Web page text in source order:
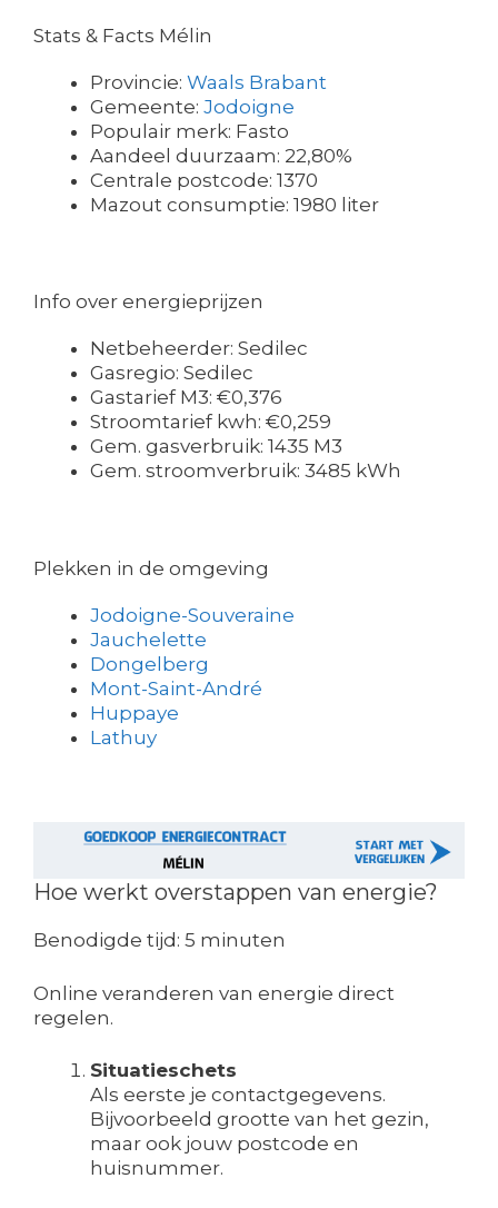
Stats & Facts Mélin
Provincie: Waals Brabant
Gemeente: Jodoigne
Populair merk: Fasto
Aandeel duurzaam: 22,80%
Centrale postcode: 1370
Mazout consumptie: 1980 liter
Info over energieprijzen
Netbeheerder: Sedilec
Gasregio: Sedilec
Gastarief M3: €0,376
Stroomtarief kwh: €0,259
Gem. gasverbruik: 1435 M3
Gem. stroomverbruik: 3485 kWh
Plekken in de omgeving
Jodoigne-Souveraine
Jauchelette
Dongelberg
Mont-Saint-André
Huppaye
Lathuy
Hoe werkt overstappen van energie?
Benodigde tijd: 5 minuten
Online veranderen van energie direct
regelen.
Situatieschets
Als eerste je contactgegevens.
Bijvoorbeeld grootte van het gezin,
maar ook jouw postcode en
huisnummer.